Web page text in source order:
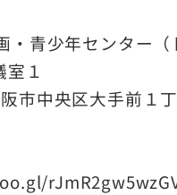
・青少年センター（
室１
市中央区大手前１